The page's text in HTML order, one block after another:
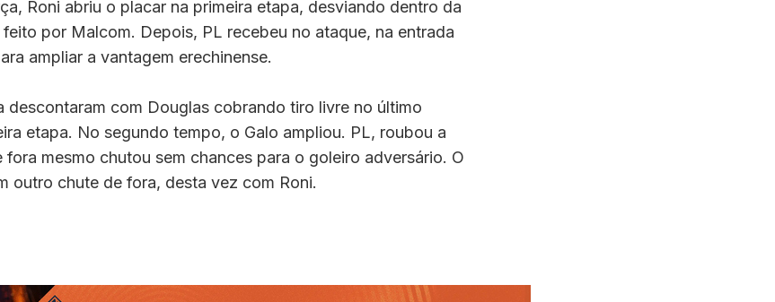
Roni abriu o placar na primeira etapa, desviando dentro da
por Malcom. Depois, PL recebeu no ataque, na entrada
ampliar a vantagem erechinense.
descontaram com Douglas cobrando tiro livre no último
etapa. No segundo tempo, o Galo ampliou. PL, roubou a
fora mesmo chutou sem chances para o goleiro adversário. O
outro chute de fora, desta vez com Roni.